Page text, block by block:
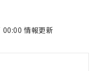
情報更新